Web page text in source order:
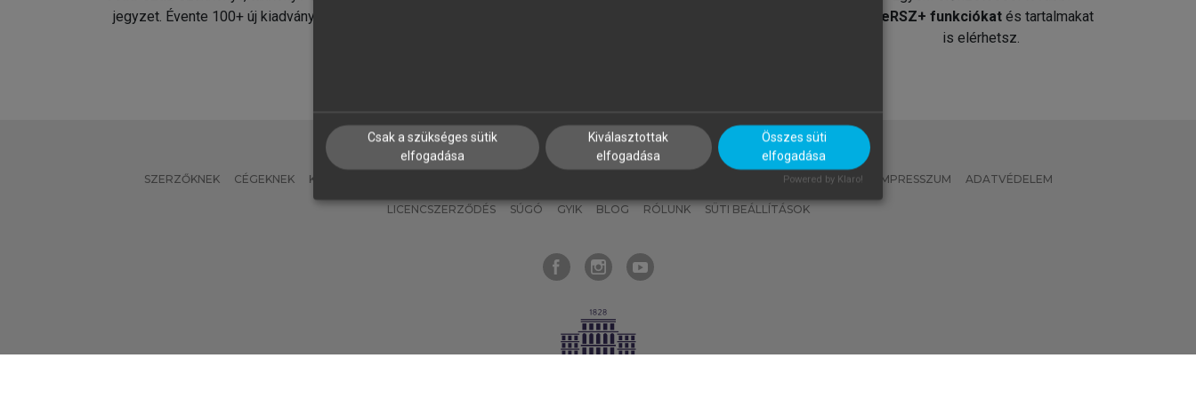
jegyzet. Évente 100+ új kiadvány.
MeRSZ+ funkciókat és tartalmakat
is elérhetsz.
SZERZŐKNEK CÉGEKNEK KÖNYVTÁROSOKNAK MI – ÁLTALÁNOS IRÁNYELVEK IMPRESSZUM ADATVÉDELEM
LICENCSZERZŐDÉS SÚGÓ GYIK BLOG RÓLUNK SÜTI BEÁLLÍTÁSOK
Csak a szükséges sütik
elfogadása
Kiválasztottak
elfogadása
Összes süti
elfogadása
Powered by Klaro!